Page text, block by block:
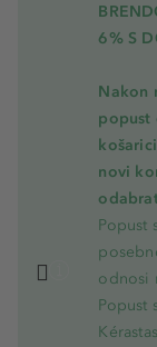
6% S
Nakon
popust
novi
Popust
odnosi
Popust